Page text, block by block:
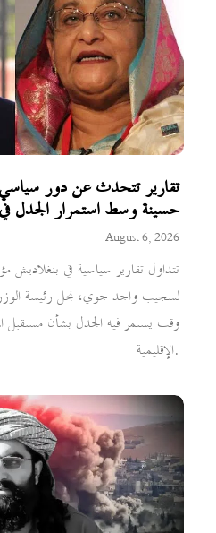
تقارير تتحدث عن دور
حسينة وسط استمرار الجدل
August 6, 2026
تتداول تقارير سياسية في
لسجيب واجد جوي، نجل رئيسة
وقت يستمر فيه الجدل بشأن مستقبل
الإقليمية.